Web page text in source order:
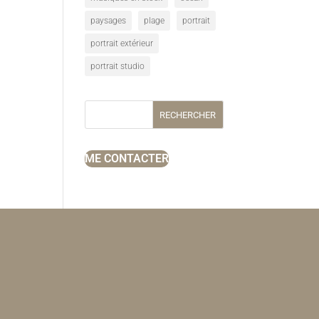
paysages plage portrait
portrait extérieur
portrait studio
RECHERCHER
ME CONTACTER